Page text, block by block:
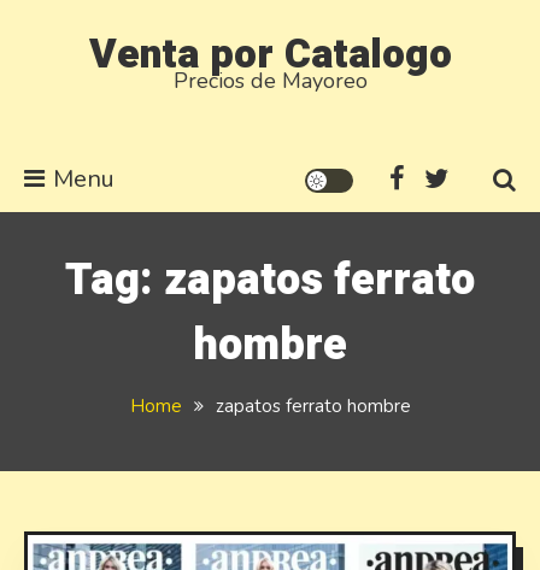
Venta por Catalogo
Precios de Mayoreo
Menu
Tag: zapatos ferrato
hombre
Home zapatos ferrato hombre